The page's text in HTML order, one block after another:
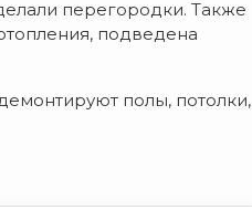
перегородки. Также
подведена
полы, потолки,